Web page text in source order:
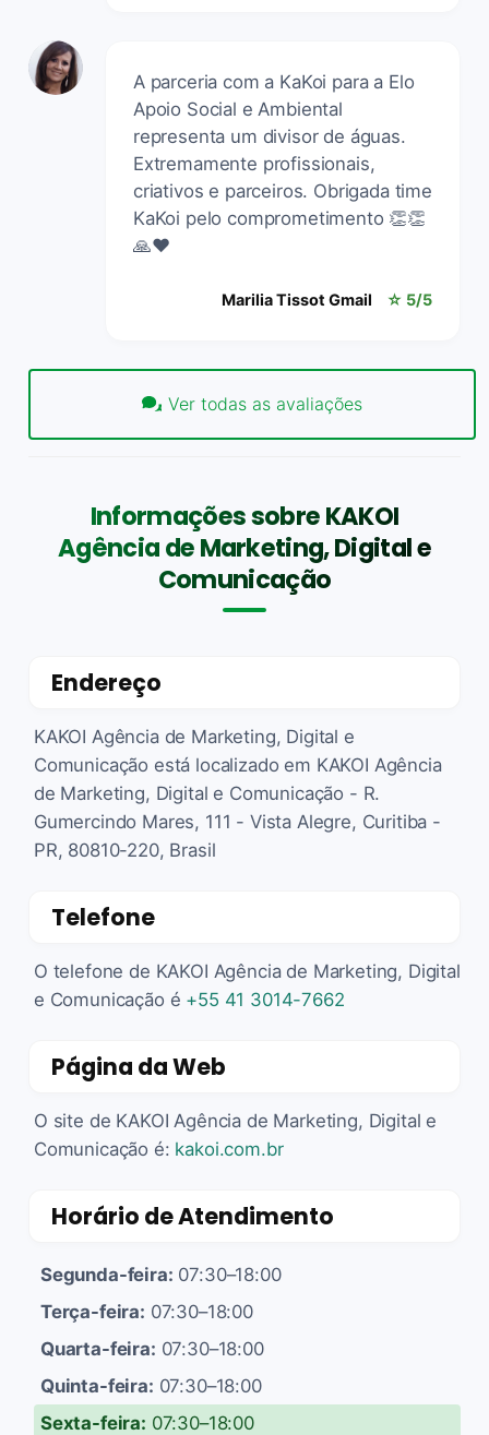
A parceria com a KaKoi para a Elo
Apoio Social e Ambiental
representa um divisor de águas.
Extremamente profissionais,
criativos e parceiros. Obrigada time
KaKoi pelo comprometimento 👏👏
🙏❤️
Marilia Tissot Gmail ☆ 5/5
Ver todas as avaliações
Informações sobre KAKOI
Agência de Marketing, Digital e
Comunicação
Endereço
KAKOI Agência de Marketing, Digital e
Comunicação está localizado em KAKOI Agência
de Marketing, Digital e Comunicação - R.
Gumercindo Mares, 111 - Vista Alegre, Curitiba -
PR, 80810-220, Brasil
Telefone
O telefone de KAKOI Agência de Marketing, Digital
e Comunicação é +55 41 3014-7662
Página da Web
O site de KAKOI Agência de Marketing, Digital e
Comunicação é: kakoi.com.br
Horário de Atendimento
Segunda-feira: 07:30–18:00
Terça-feira: 07:30–18:00
Quarta-feira: 07:30–18:00
Quinta-feira: 07:30–18:00
Sexta-feira: 07:30–18:00